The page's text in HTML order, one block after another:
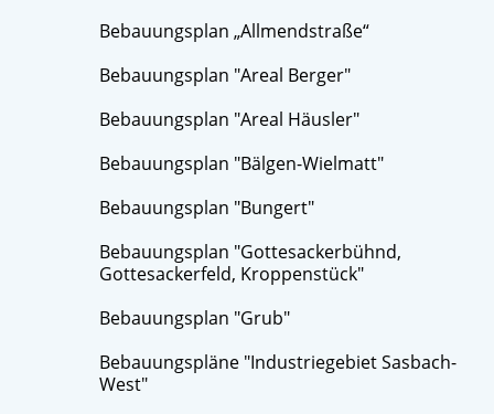
Bebauungsplan „Allmendstraße“
Bebauungsplan "Areal Berger"
Bebauungsplan "Areal Häusler"
Bebauungsplan "Bälgen-Wielmatt"
Bebauungsplan "Bungert"
Bebauungsplan "Gottesackerbühnd,
Gottesackerfeld, Kroppenstück"
Bebauungsplan "Grub"
Bebauungspläne "Industriegebiet Sasbach-
West"